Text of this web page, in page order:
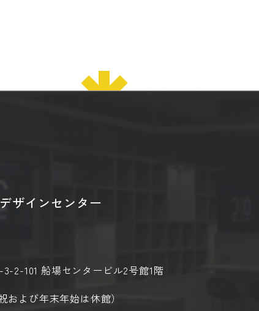
ザインセンター
3-2-101船場センタービル2号館1階
および年末年始は休館）